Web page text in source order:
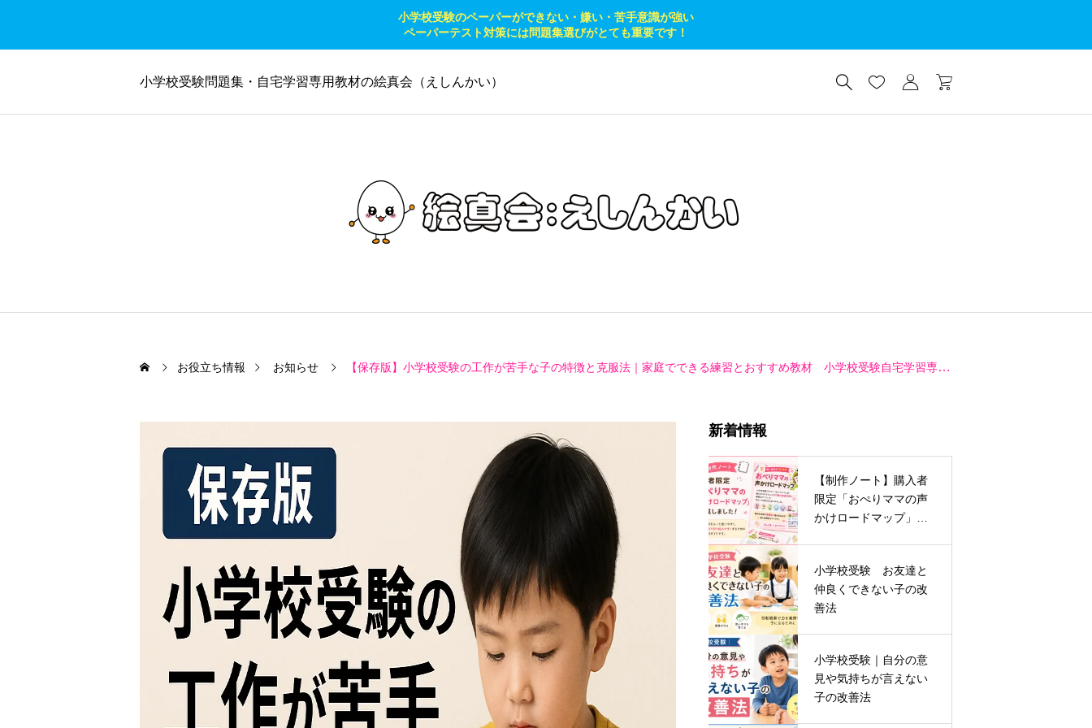
小学校受験のペーパーができない・嫌い・苦手意識が強い
ペーパーテスト対策には問題集選びがとても重要です！
小学校受験問題集・自宅学習専用教材の絵真会（えしんかい）
お役立ち情報 お知らせ 【保存版】小学校受験の工作が苦手な子の特徴と克服法｜家庭でできる練習とおすすめ教材 小学校受験自宅学習専用教材の絵真会
新着情報
【制作ノート】購入者
限定「おぺりママの声
かけロードマップ」が
小学校受験 お友達と
仲良くできない子の改
善法
小学校受験｜自分の意
見や気持ちが言えない
子の改善法